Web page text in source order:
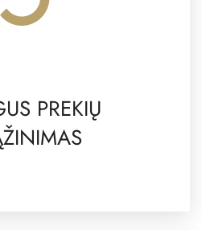
PREKIŲ